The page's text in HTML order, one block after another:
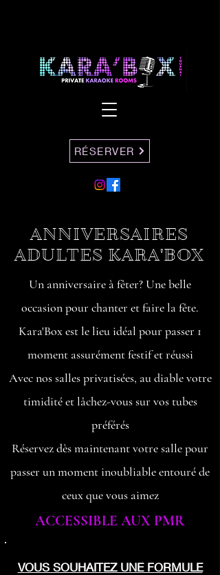
RÉSERVER
ANNIVERSAIRES
ADULTES KARA'BOX
Un anniversaire à fêter? Une belle
occasion pour chanter et faire la fête.
Kara'Box est le lieu idéal pour passer 1
moment assurément festif et réussi
Avec nos salles privatisées, au diable votre
timidité et lâchez-vous sur vos tubes
préférés
Réservez dès maintenant votre salle pour
passer un moment inoubliable entouré de
ceux que vous aimez
ACCESSIBLE AUX PMR
VOUS SOUHAITEZ UNE FORMULE